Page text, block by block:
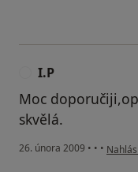
I.P
Moc
skvělá.
26. února 2009 • • • podle